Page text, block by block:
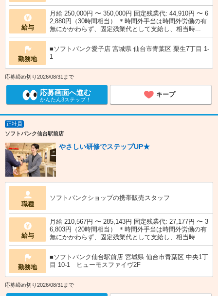
給与
月給 250,000円 〜 350,000円 固定残業代: 44,910円 〜 6
2,880円（30時間相当） ＊時間外手当は時間外労働の有
無にかかわらず、固定残業代として支給し、相当時...
勤務地
■ソフトバンク愛子店 宮城県 仙台市青葉区 栗生7丁目 1‐
1
応募締め切り2026/08/31まで
応募画面へ進む
かんたん3ステップ！
キープ
正社員
ソフトバンク仙台駅前店
やさしい研修でステップUP★
職種
ソフトバンクショップの携帯販売スタッフ
給与
月給 210,567円 〜 285,143円 固定残業代: 27,177円 〜 3
6,803円（20時間相当） ＊時間外手当は時間外労働の有
無にかかわらず、固定残業代として支給し、相当時...
勤務地
■ソフトバンク仙台駅前店 宮城県 仙台市青葉区 中央1丁
目 10‐1 ヒューモスファイヴ2F
応募締め切り2026/08/31まで